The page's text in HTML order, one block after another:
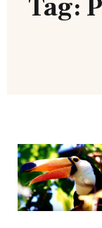
Tag: